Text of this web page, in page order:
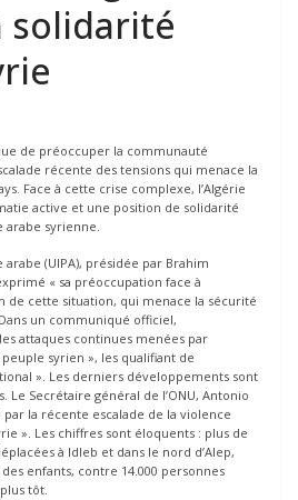
solidarité
de préoccuper la communauté
récente des tensions qui menace la
Face à cette crise complexe, l’Algérie
active et une position de solidarité
syrienne.
(UIPA), présidée par Brahim
« sa préoccupation face à
de cette situation, qui menace la sécurité
un communiqué officiel,
attaques continues menées par
syrien », les qualifiant de
». Les derniers développements sont
Secrétaire général de l’ONU, Antonio
par la récente escalade de la violence
». Les chiffres sont éloquents : plus de
à Idleb et dans le nord d’Alep,
enfants, contre 14.000 personnes
tôt.